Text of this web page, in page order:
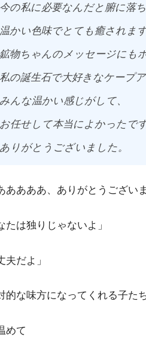
今の私に必要なんだと腑に落ち
温かい色味でとても癒されます
鉱物ちゃんのメッセージにも
私の誕生石で大好きなケープ
みんな温かい感じがして、
お任せして本当によかったです
ありがとうございました。
ああああ、ありがとうござい
たは独りじゃないよ」
夫だよ」
的な味方になってくれる子た
めて